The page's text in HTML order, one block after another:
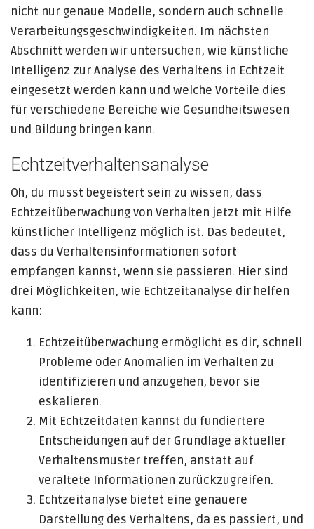
nicht nur genaue Modelle, sondern auch schnelle
Verarbeitungsgeschwindigkeiten. Im nächsten
Abschnitt werden wir untersuchen, wie künstliche
Intelligenz zur Analyse des Verhaltens in Echtzeit
eingesetzt werden kann und welche Vorteile dies
für verschiedene Bereiche wie Gesundheitswesen
und Bildung bringen kann.
Echtzeitverhaltensanalyse
Oh, du musst begeistert sein zu wissen, dass
Echtzeitüberwachung von Verhalten jetzt mit Hilfe
künstlicher Intelligenz möglich ist. Das bedeutet,
dass du Verhaltensinformationen sofort
empfangen kannst, wenn sie passieren. Hier sind
drei Möglichkeiten, wie Echtzeitanalyse dir helfen
kann:
Echtzeitüberwachung ermöglicht es dir, schnell
Probleme oder Anomalien im Verhalten zu
identifizieren und anzugehen, bevor sie
eskalieren.
Mit Echtzeitdaten kannst du fundiertere
Entscheidungen auf der Grundlage aktueller
Verhaltensmuster treffen, anstatt auf
veraltete Informationen zurückzugreifen.
Echtzeitanalyse bietet eine genauere
Darstellung des Verhaltens, da es passiert, und